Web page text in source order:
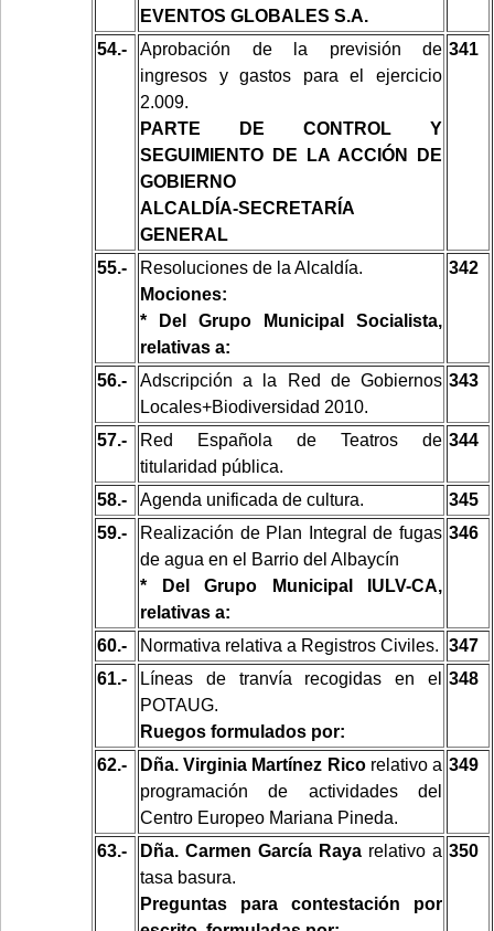
EVENTOS GLOBALES S.A.
54.-
Aprobación de la previsión de
ingresos y gastos para el ejercicio
2.009.
PARTE DE CONTROL Y
SEGUIMIENTO DE LA ACCIÓN DE
GOBIERNO
ALCALDÍA-SECRETARÍA
GENERAL
341
55.-
Resoluciones de la Alcaldía.
Mociones:
* Del Grupo Municipal Socialista,
relativas a:
342
56.-
Adscripción a la Red de Gobiernos
Locales+Biodiversidad 2010.
343
57.-
Red Española de Teatros de
titularidad pública.
344
58.- Agenda unificada de cultura.
345
59.-
Realización de Plan Integral de fugas
de agua en el Barrio del Albaycín
* Del Grupo Municipal IULV-CA,
relativas a:
346
60.- Normativa relativa a Registros Civiles. 347
61.-
Líneas de tranvía recogidas en el
POTAUG.
Ruegos formulados por:
348
62.- Dña. Virginia Martínez Ricorelativo a
programación de actividades del
Centro Europeo Mariana Pineda.
349
63.- Dña. Carmen García Raya relativo a
tasa basura.
Preguntas para contestación por
350